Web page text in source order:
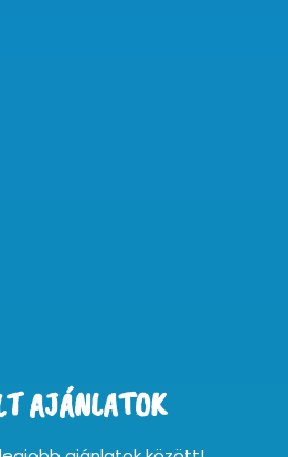
AJÁNLATOK